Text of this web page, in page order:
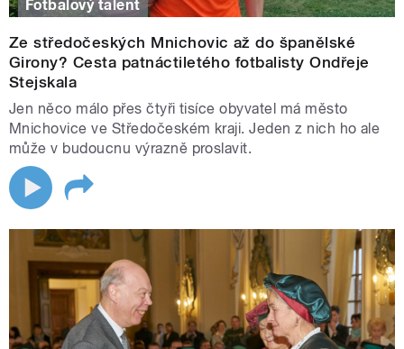
Fotbalový talent
Ze středočeských Mnichovic až do španělské
Girony? Cesta patnáctiletého fotbalisty Ondřeje
Stejskala
Jen něco málo přes čtyři tisíce obyvatel má město
Mnichovice ve Středočeském kraji. Jeden z nich ho ale
může v budoucnu výrazně proslavit.